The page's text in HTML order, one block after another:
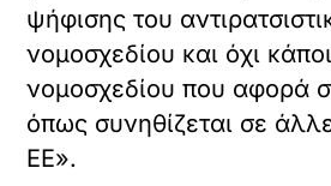
ψήφισης του
νομοσχεδίου και όχι
νομοσχεδίου που αφορά
όπως συνηθίζεται σε
ΕΕ».